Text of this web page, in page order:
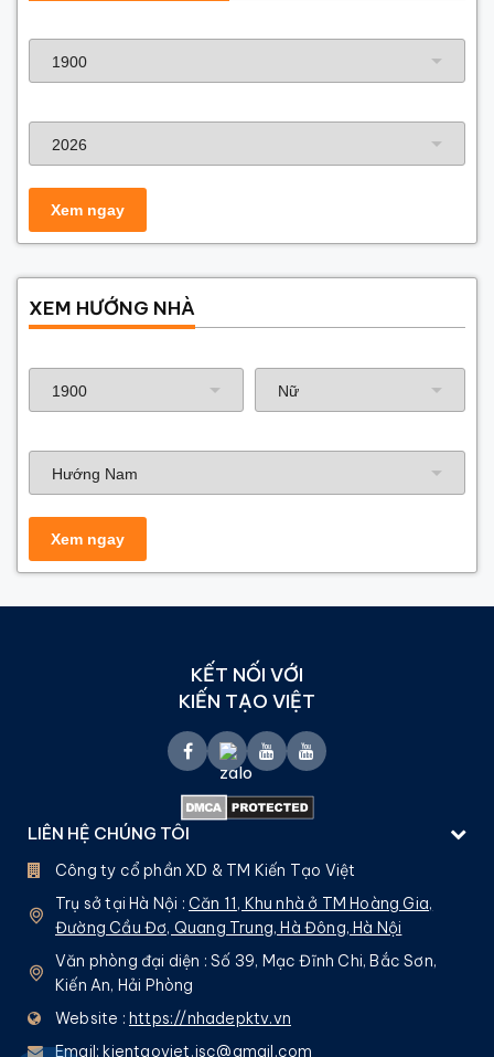
XEM HƯỚNG NHÀ
KẾT NỐI VỚI
KIẾN TẠO VIỆT
LIÊN HỆ CHÚNG TÔI
Công ty cổ phần XD & TM Kiến Tạo Việt
Trụ sở tại Hà Nội : Căn 11, Khu nhà ở TM Hoàng Gia,
Đường Cầu Đơ, Quang Trung, Hà Đông, Hà Nội
Văn phòng đại diện : Số 39, Mạc Đĩnh Chi, Bắc Sơn,
Kiến An, Hải Phòng
Website : https://nhadepktv.vn
Email:kientaoviet.jsc@gmail.com